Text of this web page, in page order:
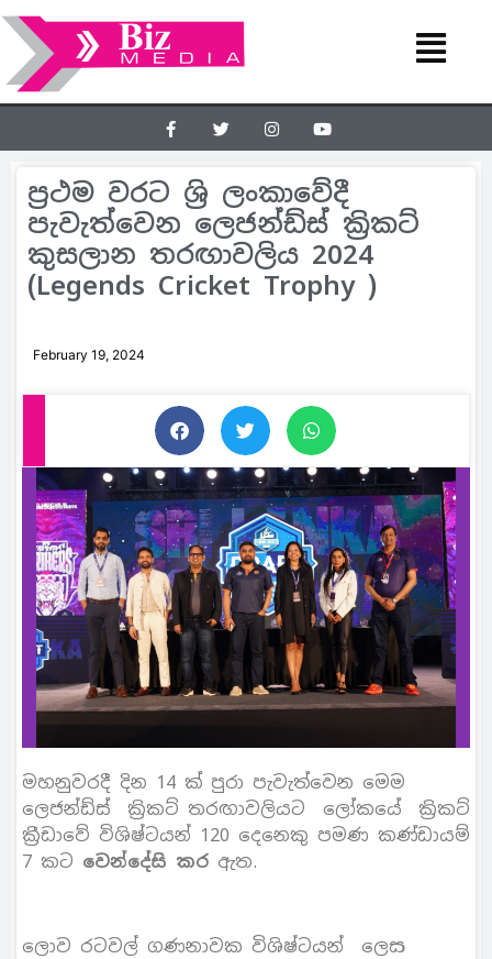
ප්‍රථම වරට ශ්‍රි ලංකාවේදී
පැවැත්වෙන ලෙජන්ඩ්ස් ක්‍රිකට්
කුසලාන තරඟාවලිය 2024
(Legends Cricket Trophy )
February 19, 2024
මහනුවරදී දින 14 ක් පුරා පැවැත්වෙන මෙම
ලෙජන්ඩ්ස් ක්‍රිකට් තරඟාවලියට ලෝකයේ ක්‍රිකට්
ක්‍රීඩාවේ විශිෂ්ටයන් 120 දෙනෙකු පමණ කණ්ඩායම්
7 කට වෙන්දේසි කර ඇත.
ලොව රටවල් ගණනාවක විශිෂ්ටයන් ලෙස